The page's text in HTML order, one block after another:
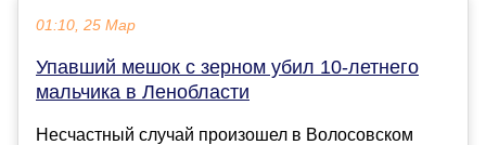
01:10, 25 Мар
Упавший мешок с зерном убил 10-летнего
мальчика в Ленобласти
Несчастный случай произошел в Волосовском